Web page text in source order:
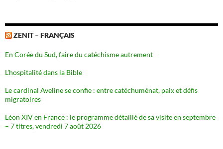
ZENIT – FRANÇAIS
En Corée du Sud, faire du catéchisme autrement
L’hospitalité dans la Bible
Le cardinal Aveline se confie : entre catéchuménat, paix et défis
migratoires
Léon XIV en France : le programme détaillé de sa visite en septembre
– 7 titres, vendredi 7 août 2026